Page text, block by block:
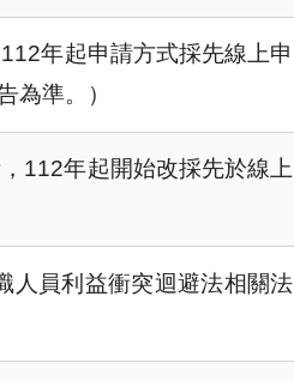
年起申請方式採先線上申
為準。）
112年起開始改採先於線上
人員利益衝突迴避法相關法